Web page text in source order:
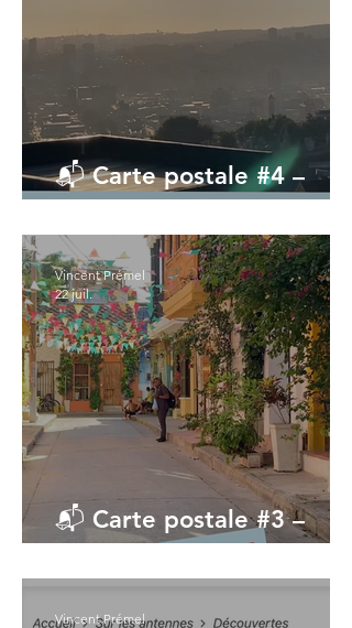
📬 Carte postale #4 –
📬 Carte postale #3 –
Vincent Prémel
22 juil.
Vincent Prémel